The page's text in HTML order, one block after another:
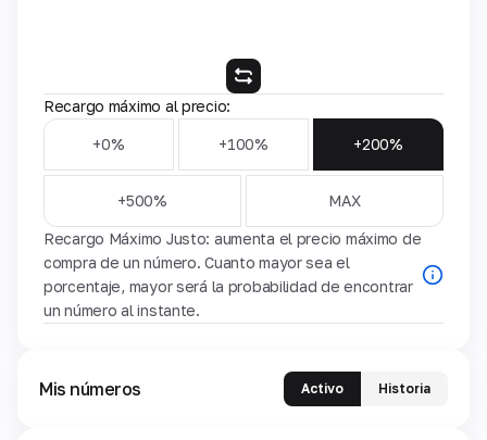
Recargo máximo al precio:
+0% +100% +200%
+500% MAX
Recargo Máximo Justo: aumenta el precio máximo de
compra de un número. Cuanto mayor sea el
porcentaje, mayor será la probabilidad de encontrar
un número al instante.
Mis números Activo Historia